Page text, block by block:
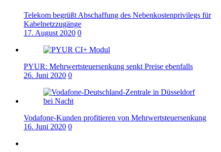
Telekom begrüßt Abschaffung des Nebenkostenprivilegs für
Kabelnetzzugänge
17. August 2020 0
PYUR: Mehrwertsteuersenkung senkt Preise ebenfalls
26. Juni 2020 0
Vodafone-Kunden profitieren von Mehrwertsteuersenkung
16. Juni 2020 0